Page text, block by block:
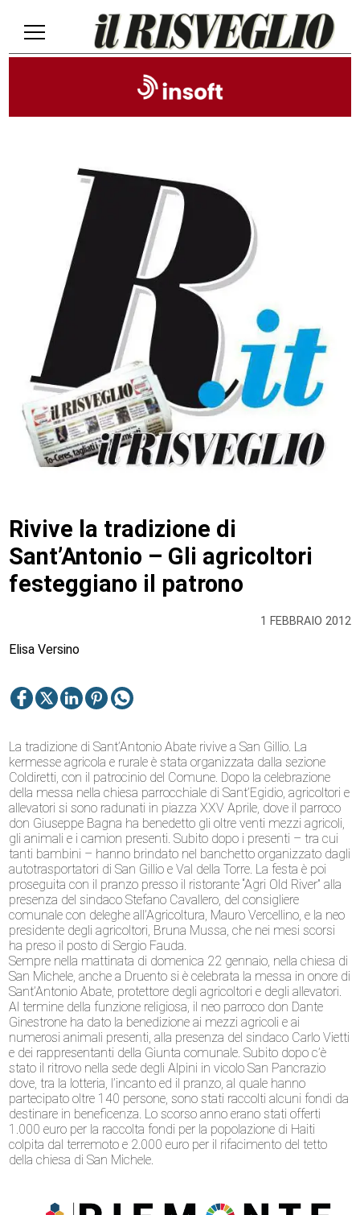
1 FEBBRAIO 2012
Rivive la tradizione di
Sant’Antonio – Gli agricoltori
festeggiano il patrono
Elisa Versino
La tradizione di Sant’Antonio Abate rivive a San Gillio. La
kermesse agricola e rurale è stata organizzata dalla sezione
Coldiretti, con il patrocinio del Comune. Dopo la celebrazione
della messa nella chiesa parrocchiale di Sant’Egidio, agricoltori e
allevatori si sono radunati in piazza XXV Aprile, dove il parroco
don Giuseppe Bagna ha benedetto gli oltre venti mezzi agricoli,
gli animali e i camion presenti. Subito dopo i presenti – tra cui
tanti bambini – hanno brindato nel banchetto organizzato dagli
autotrasportatori di San Gillio e Val della Torre. La festa è poi
proseguita con il pranzo presso il ristorante “Agri Old River” alla
presenza del sindaco Stefano Cavallero, del consigliere
comunale con deleghe all’Agricoltura, Mauro Vercellino, e la neo
presidente degli agricoltori, Bruna Mussa, che nei mesi scorsi
ha preso il posto di Sergio Fauda.
Sempre nella mattinata di domenica 22 gennaio, nella chiesa di
San Michele, anche a Druento si è celebrata la messa in onore di
Sant’Antonio Abate, protettore degli agricoltori e degli allevatori.
Al termine della funzione religiosa, il neo parroco don Dante
Ginestrone ha dato la benedizione ai mezzi agricoli e ai
numerosi animali presenti, alla presenza del sindaco Carlo Vietti
e dei rappresentanti della Giunta comunale. Subito dopo c’è
stato il ritrovo nella sede degli Alpini in vicolo San Pancrazio
dove, tra la lotteria, l’incanto ed il pranzo, al quale hanno
partecipato oltre 140 persone, sono stati raccolti alcuni fondi da
destinare in beneficenza. Lo scorso anno erano stati offerti
1.000 euro per la raccolta fondi per la popolazione di Haiti
colpita dal terremoto e 2.000 euro per il rifacimento del tetto
della chiesa di San Michele.